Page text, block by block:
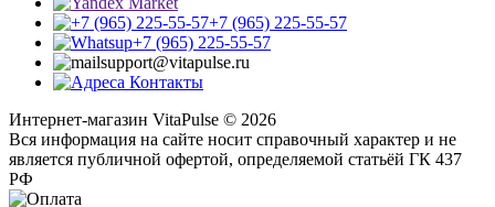
+7 (965) 225-55-57
+7 (965) 225-55-57
support@vitapulse.ru
Контакты
Интернет-магазин VitaPulse © 2026
Вся информация на сайте носит справочный характер и не
является публичной офертой, определяемой статьёй ГК 437
РФ